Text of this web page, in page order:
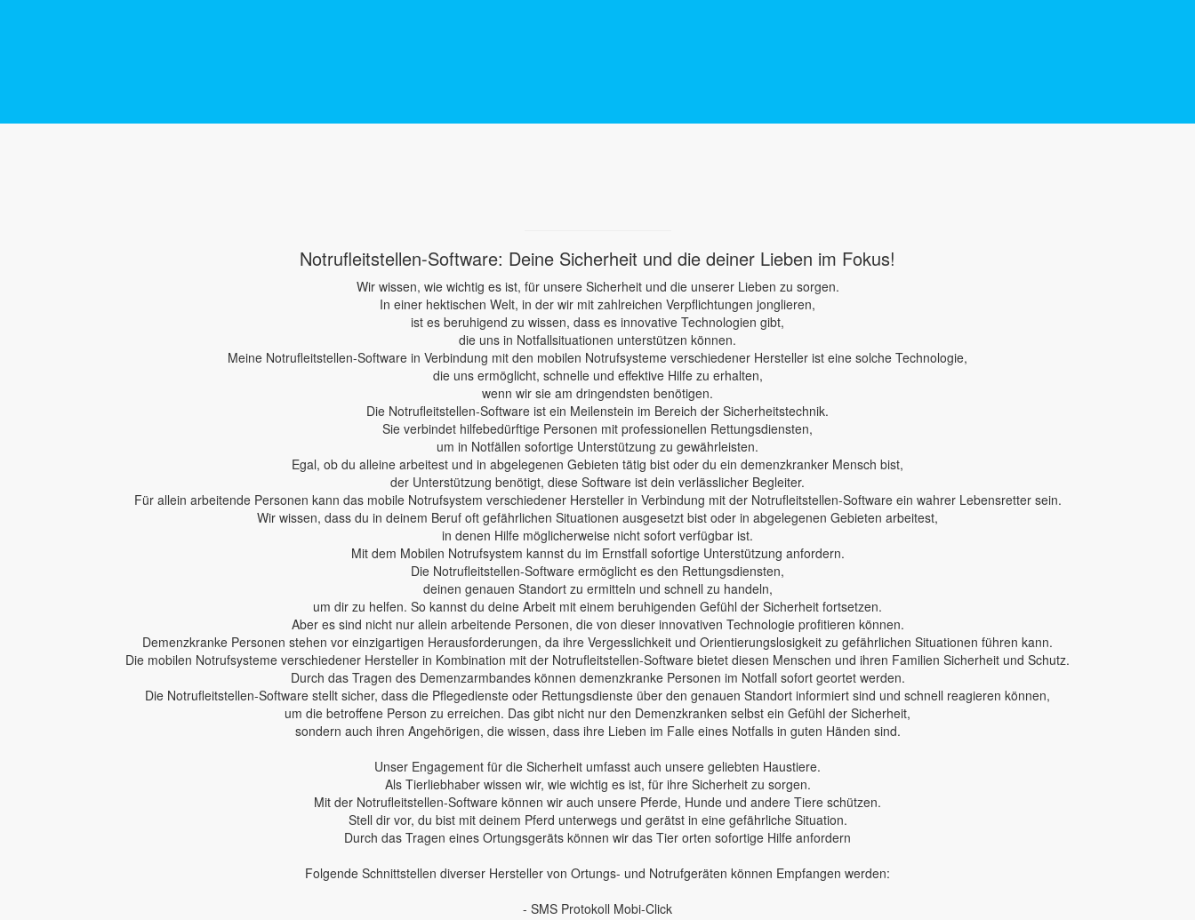
Notrufleitstellen-Software: Deine Sicherheit und die deiner Lieben im Fokus!
Wir wissen, wie wichtig es ist, für unsere Sicherheit und die unserer Lieben zu sorgen.
In einer hektischen Welt, in der wir mit zahlreichen Verpflichtungen jonglieren,
ist es beruhigend zu wissen, dass es innovative Technologien gibt,
die uns in Notfallsituationen unterstützen können.
Meine Notrufleitstellen-Software in Verbindung mit den mobilen Notrufsysteme verschiedener Hersteller ist eine solche Technologie,
die uns ermöglicht, schnelle und effektive Hilfe zu erhalten,
wenn wir sie am dringendsten benötigen.
Die Notrufleitstellen-Software ist ein Meilenstein im Bereich der Sicherheitstechnik.
Sie verbindet hilfebedürftige Personen mit professionellen Rettungsdiensten,
um in Notfällen sofortige Unterstützung zu gewährleisten.
Egal, ob du alleine arbeitest und in abgelegenen Gebieten tätig bist oder du ein demenzkranker Mensch bist,
der Unterstützung benötigt, diese Software ist dein verlässlicher Begleiter.
Für allein arbeitende Personen kann das mobile Notrufsystem verschiedener Hersteller in Verbindung mit der Notrufleitstellen-Software ein wahrer Lebensretter sein.
Wir wissen, dass du in deinem Beruf oft gefährlichen Situationen ausgesetzt bist oder in abgelegenen Gebieten arbeitest,
in denen Hilfe möglicherweise nicht sofort verfügbar ist.
Mit dem Mobilen Notrufsystem kannst du im Ernstfall sofortige Unterstützung anfordern.
Die Notrufleitstellen-Software ermöglicht es den Rettungsdiensten,
deinen genauen Standort zu ermitteln und schnell zu handeln,
um dir zu helfen. So kannst du deine Arbeit mit einem beruhigenden Gefühl der Sicherheit fortsetzen.
Aber es sind nicht nur allein arbeitende Personen, die von dieser innovativen Technologie profitieren können.
Demenzkranke Personen stehen vor einzigartigen Herausforderungen, da ihre Vergesslichkeit und Orientierungslosigkeit zu gefährlichen Situationen führen kann.
Die mobilen Notrufsysteme verschiedener Hersteller in Kombination mit der Notrufleitstellen-Software bietet diesen Menschen und ihren Familien Sicherheit und Schutz.
Durch das Tragen des Demenzarmbandes können demenzkranke Personen im Notfall sofort geortet werden.
Die Notrufleitstellen-Software stellt sicher, dass die Pflegedienste oder Rettungsdienste über den genauen Standort informiert sind und schnell reagieren können,
um die betroffene Person zu erreichen. Das gibt nicht nur den Demenzkranken selbst ein Gefühl der Sicherheit,
sondern auch ihren Angehörigen, die wissen, dass ihre Lieben im Falle eines Notfalls in guten Händen sind.
Unser Engagement für die Sicherheit umfasst auch unsere geliebten Haustiere.
Als Tierliebhaber wissen wir, wie wichtig es ist, für ihre Sicherheit zu sorgen.
Mit der Notrufleitstellen-Software können wir auch unsere Pferde, Hunde und andere Tiere schützen.
Stell dir vor, du bist mit deinem Pferd unterwegs und gerätst in eine gefährliche Situation.
Durch das Tragen eines Ortungsgeräts können wir das Tier orten sofortige Hilfe anfordern
Folgende Schnittstellen diverser Hersteller von Ortungs- und Notrufgeräten können Empfangen werden:
- SMS Protokoll Mobi-Click